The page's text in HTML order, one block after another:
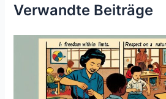
Verwandte Beiträge